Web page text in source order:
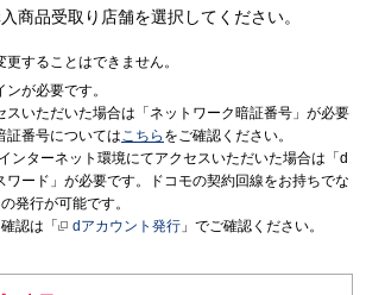
商品受取り店舗を選択してください。
することはできません。
が必要です。
スいただいた場合は「ネットワーク暗証番号」が必要
証番号についてはこちら をご確認ください。
ンターネット環境にてアクセスいただいた場合は「d
ワード」が必要です。ドコモの契約回線をお持ちでな
発行が可能です。
認は「
dアカウント発行 」でご確認ください。